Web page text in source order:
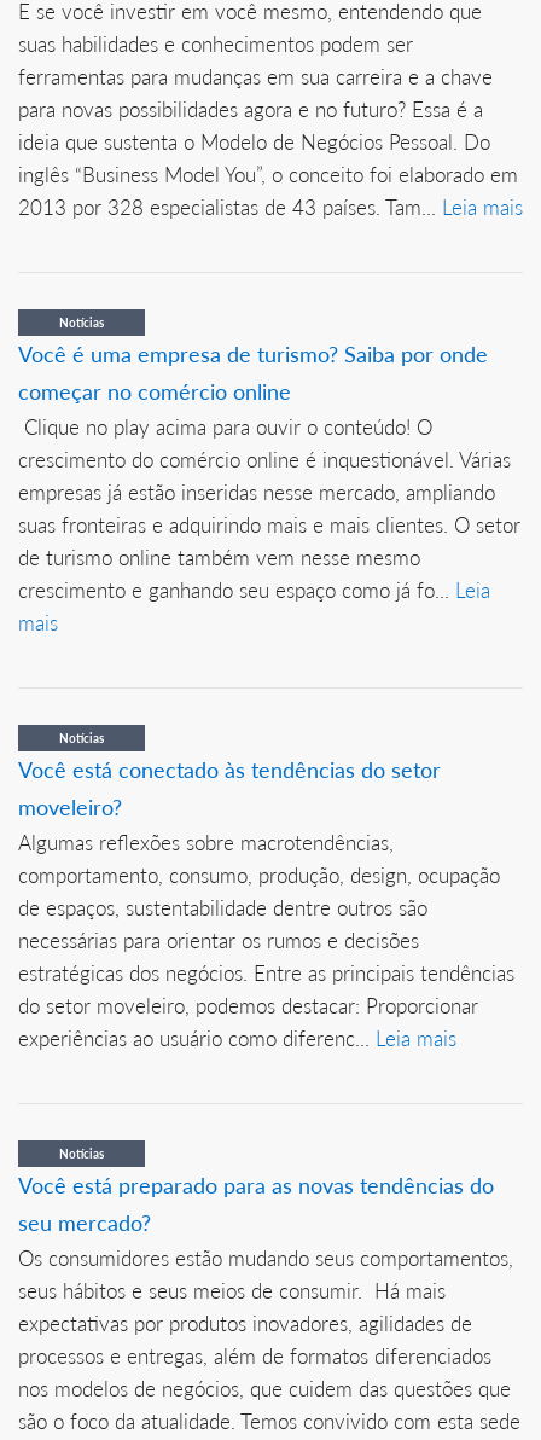
E se você investir em você mesmo, entendendo que
suas habilidades e conhecimentos podem ser
ferramentas para mudanças em sua carreira e a chave
para novas possibilidades agora e no futuro? Essa é a
ideia que sustenta o Modelo de Negócios Pessoal. Do
inglês “Business Model You”, o conceito foi elaborado em
2013 por 328 especialistas de 43 países. Tam... Leia mais
Notícias
Você é uma empresa de turismo? Saiba por onde
começar no comércio online
Clique no play acima para ouvir o conteúdo! O
crescimento do comércio online é inquestionável. Várias
empresas já estão inseridas nesse mercado, ampliando
suas fronteiras e adquirindo mais e mais clientes. O setor
de turismo online também vem nesse mesmo
crescimento e ganhando seu espaço como já fo... Leia
mais
Notícias
Você está conectado às tendências do setor
moveleiro?
Algumas reflexões sobre macrotendências,
comportamento, consumo, produção, design, ocupação
de espaços, sustentabilidade dentre outros são
necessárias para orientar os rumos e decisões
estratégicas dos negócios. Entre as principais tendências
do setor moveleiro, podemos destacar: Proporcionar
experiências ao usuário como diferenc... Leia mais
Notícias
Você está preparado para as novas tendências do
seu mercado?
Os consumidores estão mudando seus comportamentos,
seus hábitos e seus meios de consumir. Há mais
expectativas por produtos inovadores, agilidades de
processos e entregas, além de formatos diferenciados
nos modelos de negócios, que cuidem das questões que
são o foco da atualidade. Temos convivido com esta sede